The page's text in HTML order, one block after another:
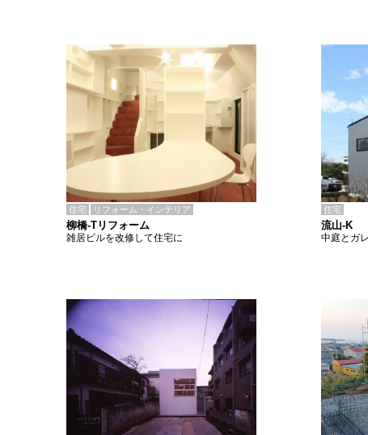
住宅 リフォーム・インテリア
柳橋-Tリフォーム
雑居ビルを改修して住宅に
住宅
流山-K
中庭とガ